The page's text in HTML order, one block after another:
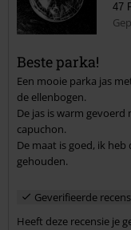
Commentaar
47
Beste parka!
Een mooie parka jas
de ellenbogen.
De jas is warm
capuchon.
De maat is goed, ik
gehouden.
Geverifieerde
Heeft deze recensie je